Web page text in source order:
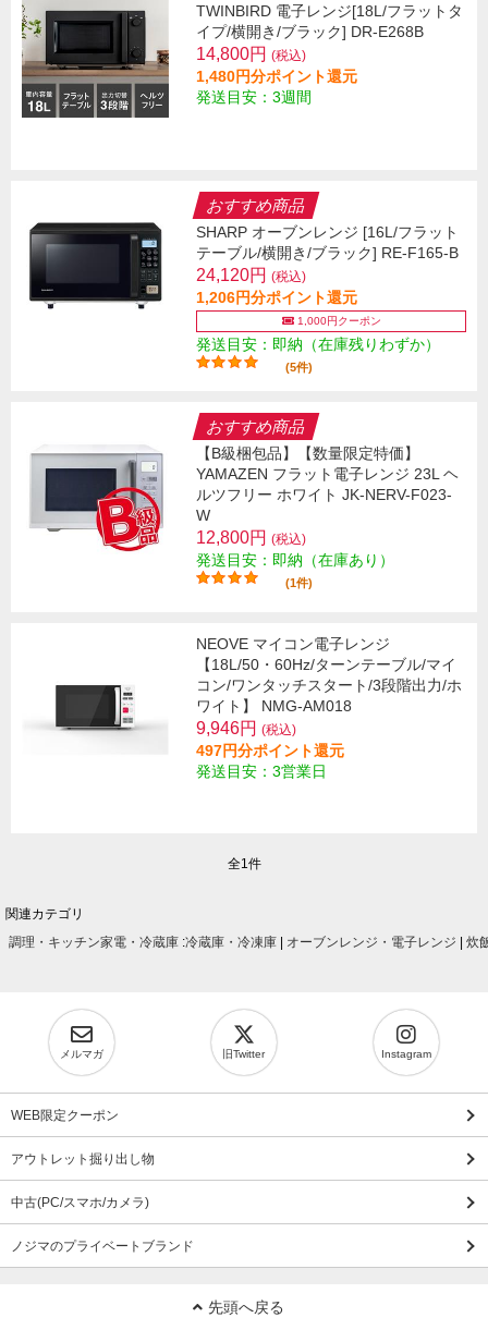
TWINBIRD 電子レンジ[18L/フラットタ
イプ/横開き/ブラック] DR-E268B
14,800円 (税込)
1,480円分ポイント還元
発送目安：3週間
おすすめ商品
SHARP オーブンレンジ [16L/フラット
テーブル/横開き/ブラック] RE-F165-B
24,120円 (税込)
1,206円分ポイント還元
1,000円クーポン
発送目安：即納（在庫残りわずか）
(5件)
おすすめ商品
【B級梱包品】【数量限定特価】
YAMAZEN フラット電子レンジ 23L ヘ
ルツフリー ホワイト JK-NERV-F023-
W
12,800円 (税込)
発送目安：即納（在庫あり）
(1件)
NEOVE マイコン電子レンジ
【18L/50・60Hz/ターンテーブル/マイ
コン/ワンタッチスタート/3段階出力/ホ
ワイト】 NMG-AM018
9,946円 (税込)
497円分ポイント還元
発送目安：3営業日
全1件
関連カテゴリ
調理・キッチン家電・冷蔵庫 :冷蔵庫・冷凍庫 | オーブンレンジ・電子レンジ | 炊
メルマガ 旧Twitter Instagram
WEB限定クーポン
アウトレット掘り出し物
中古(PC/スマホ/カメラ)
ノジマのプライベートブランド
先頭へ戻る